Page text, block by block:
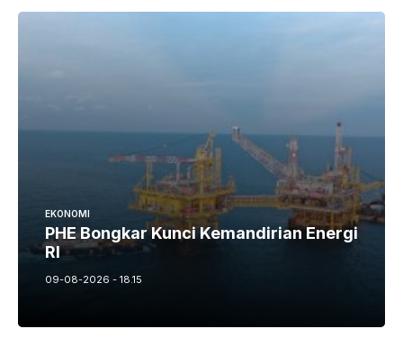
EKONOMI
PHE Bongkar Kunci Kemandirian Energi
RI
09-08-2026 - 18.15